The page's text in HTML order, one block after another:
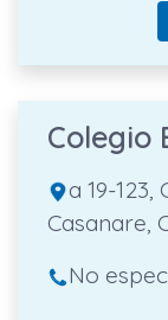
Colegio
a 19-123,
Casanare,
No